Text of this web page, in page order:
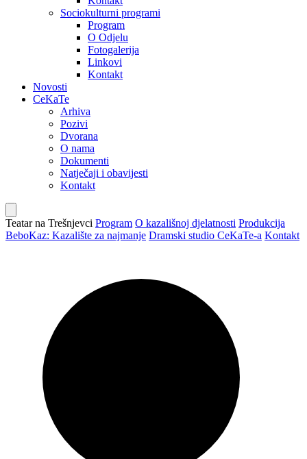
Sociokulturni programi
Program
O Odjelu
Fotogalerija
Linkovi
Kontakt
Novosti
CeKaTe
Arhiva
Pozivi
Dvorana
O nama
Dokumenti
Natječaji i obavijesti
Kontakt
Teatar na Trešnjevci Program O kazališnoj djelatnosti Produkcija
BeboKaz: Kazalište za najmanje Dramski studio CeKaTe-a Kontakt